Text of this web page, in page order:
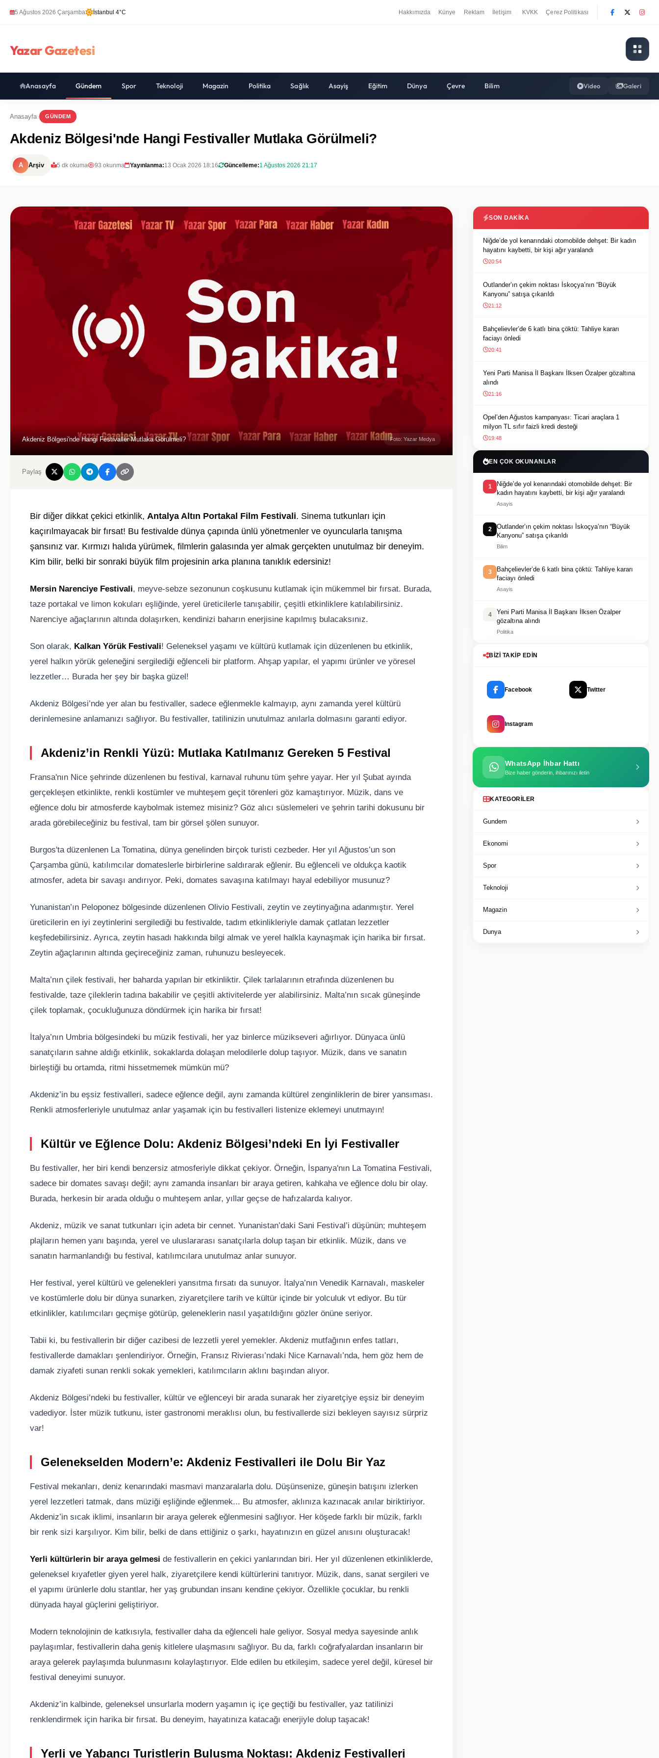
5 Ağustos 2026 Çarşamba İstanbul 4°C Hakkımızda Künye Reklam İletişim KVKK Çerez Politikası
Yazar Gazetesi
Anasayfa Gündem Spor Teknoloji Magazin Politika Sağlık Asayiş Eğitim Dünya Çevre Bilim Video Galeri
Anasayfa GÜNDEM
Akdeniz Bölgesi'nde Hangi Festivaller Mutlaka Görülmeli?
A Arşiv 5 dk okuma 93 okunma Yayınlanma:13 Ocak 2026 18:16 Güncelleme:1 Ağustos 2026 21:17
Akdeniz Bölgesi'nde Hangi Festivaller Mutlaka Görülmeli? Foto: Yazar Medya
Paylaş
Bir diğer dikkat çekici etkinlik, Antalya Altın Portakal Film Festivali. Sinema tutkunları için
kaçırılmayacak bir fırsat! Bu festivalde dünya çapında ünlü yönetmenler ve oyuncularla tanışma
şansınız var. Kırmızı halıda yürümek, filmlerin galasında yer almak gerçekten unutulmaz bir deneyim.
Kim bilir, belki bir sonraki büyük film projesinin arka planına tanıklık edersiniz!
Mersin Narenciye Festivali, meyve-sebze sezonunun coşkusunu kutlamak için mükemmel bir fırsat. Burada,
taze portakal ve limon kokuları eşliğinde, yerel üreticilerle tanışabilir, çeşitli etkinliklere katılabilirsiniz.
Narenciye ağaçlarının altında dolaşırken, kendinizi baharın enerjisine kapılmış bulacaksınız.
Son olarak, Kalkan Yörük Festivali! Geleneksel yaşamı ve kültürü kutlamak için düzenlenen bu etkinlik,
yerel halkın yörük geleneğini sergilediği eğlenceli bir platform. Ahşap yapılar, el yapımı ürünler ve yöresel
lezzetler… Burada her şey bir başka güzel!
Akdeniz Bölgesi’nde yer alan bu festivaller, sadece eğlenmekle kalmayıp, aynı zamanda yerel kültürü
derinlemesine anlamanızı sağlıyor. Bu festivaller, tatilinizin unutulmaz anılarla dolmasını garanti ediyor.
Akdeniz’in Renkli Yüzü: Mutlaka Katılmanız Gereken 5 Festival
Fransa'nın Nice şehrinde düzenlenen bu festival, karnaval ruhunu tüm şehre yayar. Her yıl Şubat ayında
gerçekleşen etkinlikte, renkli kostümler ve muhteşem geçit törenleri göz kamaştırıyor. Müzik, dans ve
eğlence dolu bir atmosferde kaybolmak istemez misiniz? Göz alıcı süslemeleri ve şehrin tarihi dokusunu bir
arada görebileceğiniz bu festival, tam bir görsel şölen sunuyor.
Burgos'ta düzenlenen La Tomatina, dünya genelinden birçok turisti cezbeder. Her yıl Ağustos’un son
Çarşamba günü, katılımcılar domateslerle birbirlerine saldırarak eğlenir. Bu eğlenceli ve oldukça kaotik
atmosfer, adeta bir savaşı andırıyor. Peki, domates savaşına katılmayı hayal edebiliyor musunuz?
Yunanistan’ın Peloponez bölgesinde düzenlenen Olivio Festivali, zeytin ve zeytinyağına adanmıştır. Yerel
üreticilerin en iyi zeytinlerini sergilediği bu festivalde, tadım etkinlikleriyle damak çatlatan lezzetler
keşfedebilirsiniz. Ayrıca, zeytin hasadı hakkında bilgi almak ve yerel halkla kaynaşmak için harika bir fırsat.
Zeytin ağaçlarının altında geçireceğiniz zaman, ruhunuzu besleyecek.
Malta’nın çilek festivali, her baharda yapılan bir etkinliktir. Çilek tarlalarının etrafında düzenlenen bu
festivalde, taze çileklerin tadına bakabilir ve çeşitli aktivitelerde yer alabilirsiniz. Malta’nın sıcak güneşinde
çilek toplamak, çocukluğunuza döndürmek için harika bir fırsat!
İtalya’nın Umbria bölgesindeki bu müzik festivali, her yaz binlerce müzikseveri ağırlıyor. Dünyaca ünlü
sanatçıların sahne aldığı etkinlik, sokaklarda dolaşan melodilerle dolup taşıyor. Müzik, dans ve sanatın
birleştiği bu ortamda, ritmi hissetmemek mümkün mü?
Akdeniz’in bu eşsiz festivalleri, sadece eğlence değil, aynı zamanda kültürel zenginliklerin de birer yansıması.
Renkli atmosferleriyle unutulmaz anlar yaşamak için bu festivalleri listenize eklemeyi unutmayın!
Kültür ve Eğlence Dolu: Akdeniz Bölgesi’ndeki En İyi Festivaller
Bu festivaller, her biri kendi benzersiz atmosferiyle dikkat çekiyor. Örneğin, İspanya'nın La Tomatina Festivali,
sadece bir domates savaşı değil; aynı zamanda insanları bir araya getiren, kahkaha ve eğlence dolu bir olay.
Burada, herkesin bir arada olduğu o muhteşem anlar, yıllar geçse de hafızalarda kalıyor.
Akdeniz, müzik ve sanat tutkunları için adeta bir cennet. Yunanistan’daki Sani Festival’i düşünün; muhteşem
plajların hemen yanı başında, yerel ve uluslararası sanatçılarla dolup taşan bir etkinlik. Müzik, dans ve
sanatın harmanlandığı bu festival, katılımcılara unutulmaz anlar sunuyor.
Her festival, yerel kültürü ve gelenekleri yansıtma fırsatı da sunuyor. İtalya’nın Venedik Karnavalı, maskeler
ve kostümlerle dolu bir dünya sunarken, ziyaretçilere tarih ve kültür içinde bir yolculuk vt ediyor. Bu tür
etkinlikler, katılımcıları geçmişe götürüp, geleneklerin nasıl yaşatıldığını gözler önüne seriyor.
Tabii ki, bu festivallerin bir diğer cazibesi de lezzetli yerel yemekler. Akdeniz mutfağının enfes tatları,
festivallerde damakları şenlendiriyor. Örneğin, Fransız Rivierası’ndaki Nice Karnavalı’nda, hem göz hem de
damak ziyafeti sunan renkli sokak yemekleri, katılımcıların aklını başından alıyor.
Akdeniz Bölgesi’ndeki bu festivaller, kültür ve eğlenceyi bir arada sunarak her ziyaretçiye eşsiz bir deneyim
vadediyor. İster müzik tutkunu, ister gastronomi meraklısı olun, bu festivallerde sizi bekleyen sayısız sürpriz
var!
Gelenekselden Modern’e: Akdeniz Festivalleri ile Dolu Bir Yaz
Festival mekanları, deniz kenarındaki masmavi manzaralarla dolu. Düşünsenize, güneşin batışını izlerken
yerel lezzetleri tatmak, dans müziği eşliğinde eğlenmek... Bu atmosfer, aklınıza kazınacak anılar biriktiriyor.
Akdeniz’in sıcak iklimi, insanların bir araya gelerek eğlenmesini sağlıyor. Her köşede farklı bir müzik, farklı
bir renk sizi karşılıyor. Kim bilir, belki de dans ettiğiniz o şarkı, hayatınızın en güzel anısını oluşturacak!
Yerli kültürlerin bir araya gelmesi de festivallerin en çekici yanlarından biri. Her yıl düzenlenen etkinliklerde,
geleneksel kıyafetler giyen yerel halk, ziyaretçilere kendi kültürlerini tanıtıyor. Müzik, dans, sanat sergileri ve
el yapımı ürünlerle dolu stantlar, her yaş grubundan insanı kendine çekiyor. Özellikle çocuklar, bu renkli
dünyada hayal güçlerini geliştiriyor.
Modern teknolojinin de katkısıyla, festivaller daha da eğlenceli hale geliyor. Sosyal medya sayesinde anlık
paylaşımlar, festivallerin daha geniş kitlelere ulaşmasını sağlıyor. Bu da, farklı coğrafyalardan insanların bir
araya gelerek paylaşımda bulunmasını kolaylaştırıyor. Elde edilen bu etkileşim, sadece yerel değil, küresel bir
festival deneyimi sunuyor.
Akdeniz’in kalbinde, geleneksel unsurlarla modern yaşamın iç içe geçtiği bu festivaller, yaz tatilinizi
renklendirmek için harika bir fırsat. Bu deneyim, hayatınıza katacağı enerjiyle dolup taşacak!
Yerli ve Yabancı Turistlerin Buluşma Noktası: Akdeniz Festivalleri
SON DAKIKA
Niğde’de yol kenarındaki otomobilde dehşet: Bir kadın
hayatını kaybetti, bir kişi ağır yaralandı
20:54
Outlander’ın çekim noktası İskoçya’nın “Büyük
Kanyonu” satışa çıkarıldı
21:12
Bahçelievler’de 6 katlı bina çöktü: Tahliye kararı
faciayı önledi
20:41
Yeni Parti Manisa İl Başkanı İlksen Özalper gözaltına
alındı
21:16
Opel’den Ağustos kampanyası: Ticari araçlara 1
milyon TL sıfır faizli kredi desteği
19:48
EN ÇOK OKUNANLAR
1
Niğde’de yol kenarındaki otomobilde dehşet: Bir
kadın hayatını kaybetti, bir kişi ağır yaralandı
Asayis
2
Outlander’ın çekim noktası İskoçya’nın “Büyük
Kanyonu” satışa çıkarıldı
Bilim
3
Bahçelievler’de 6 katlı bina çöktü: Tahliye kararı
faciayı önledi
Asayis
4
Yeni Parti Manisa İl Başkanı İlksen Özalper
gözaltına alındı
Politika
BIZI TAKIP EDIN
Facebook Twitter
Instagram
WhatsApp İhbar Hattı
Bize haber gönderin, ihbarınızı iletin
KATEGORILER
Gundem
Ekonomi
Spor
Teknoloji
Magazin
Dunya